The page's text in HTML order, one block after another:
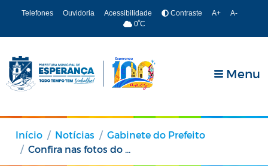
Telefones Ouvidoria Acessibilidade Contraste A+
A-
0ºC
Menu
Início Notícias
Gabinete do Prefeito
Confira nas fotos do antes e depois da quadra do Ginásio o Rochão, no José Lopes